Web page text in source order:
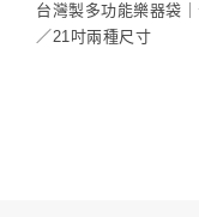
台灣製多功能樂器袋
／21吋兩種尺寸